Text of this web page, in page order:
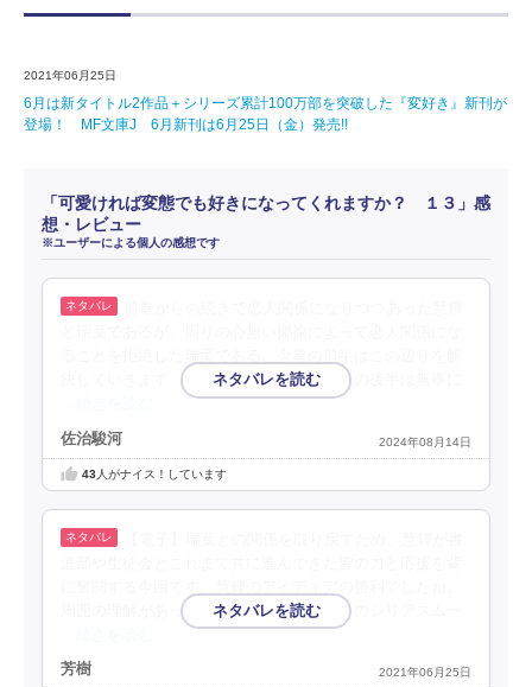
2021年06月25日
6月は新タイトル2作品＋シリーズ累計100万部を突破した『変好き』新刊が
登場！ MF文庫J 6月新刊は6月25日（金）発売!!
「可愛ければ変態でも好きになってくれますか？ １３」感
想・レビュー
※ユーザーによる個人の感想です
決していきます。周りからも認められた後の後半は無事に
佐治駿河 2024年08月14日
43人がナイス！しています
周囲の理解があって本当に良かった。前半のシリアスムー
芳樹 2021年06月25日